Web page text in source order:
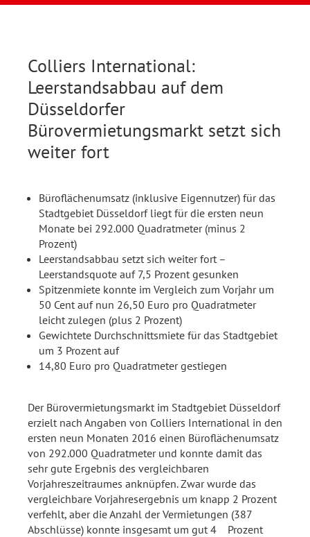
Colliers International:
Leerstandsabbau auf dem
Düsseldorfer
Bürovermietungsmarkt setzt sich
weiter fort
Büroflächenumsatz (inklusive Eigennutzer) für das
Stadtgebiet Düsseldorf liegt für die ersten neun
Monate bei 292.000 Quadratmeter (minus 2
Prozent)
Leerstandsabbau setzt sich weiter fort –
Leerstandsquote auf 7,5 Prozent gesunken
Spitzenmiete konnte im Vergleich zum Vorjahr um
50 Cent auf nun 26,50 Euro pro Quadratmeter
leicht zulegen (plus 2 Prozent)
Gewichtete Durchschnittsmiete für das Stadtgebiet
um 3 Prozent auf
14,80 Euro pro Quadratmeter gestiegen
Der Bürovermietungsmarkt im Stadtgebiet Düsseldorf
erzielt nach Angaben von Colliers International in den
ersten neun Monaten 2016 einen Büroflächenumsatz
von 292.000 Quadratmeter und konnte damit das
sehr gute Ergebnis des vergleichbaren
Vorjahreszeitraumes anknüpfen. Zwar wurde das
vergleichbare Vorjahresergebnis um knapp 2 Prozent
verfehlt, aber die Anzahl der Vermietungen (387
Abschlüsse) konnte insgesamt um gut 4 Prozent